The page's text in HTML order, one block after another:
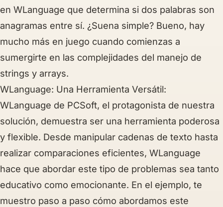
en WLanguage que determina si dos palabras son
anagramas entre sí. ¿Suena simple? Bueno, hay
mucho más en juego cuando comienzas a
sumergirte en las complejidades del manejo de
strings y arrays.
WLanguage: Una Herramienta Versátil:
WLanguage de PCSoft, el protagonista de nuestra
solución, demuestra ser una herramienta poderosa
y flexible. Desde manipular cadenas de texto hasta
realizar comparaciones eficientes, WLanguage
hace que abordar este tipo de problemas sea tanto
educativo como emocionante. En el ejemplo, te
muestro paso a paso cómo abordamos este